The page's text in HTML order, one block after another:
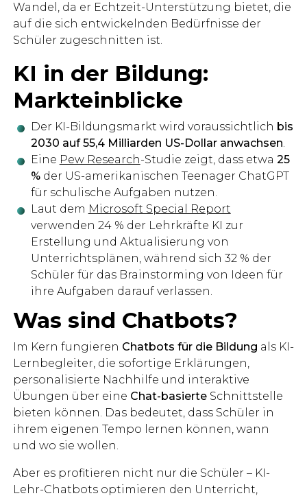
Wandel, da er Echtzeit-Unterstützung bietet, die
auf die sich entwickelnden Bedürfnisse der
Schüler zugeschnitten ist.
KI in der Bildung:
Markteinblicke
Der KI-Bildungsmarkt wird voraussichtlich bis
2030 auf 55,4 Milliarden US-Dollar anwachsen.
Eine Pew Research-Studie zeigt, dass etwa 25
%der US-amerikanischen Teenager ChatGPT
für schulische Aufgaben nutzen.
Laut dem Microsoft Special Report
verwenden 24 % der Lehrkräfte KI zur
Erstellung und Aktualisierung von
Unterrichtsplänen, während sich 32 % der
Schüler für das Brainstorming von Ideen für
ihre Aufgaben darauf verlassen.
Was sind Chatbots?
Im Kern fungieren Chatbots für die Bildung als KI-
Lernbegleiter, die sofortige Erklärungen,
personalisierte Nachhilfe und interaktive
Übungen über eine Chat-basierteSchnittstelle
bieten können. Das bedeutet, dass Schüler in
ihrem eigenen Tempo lernen können, wann
und wo sie wollen.
Aber es profitieren nicht nur die Schüler – KI-
Lehr-Chatbots optimieren den Unterricht,